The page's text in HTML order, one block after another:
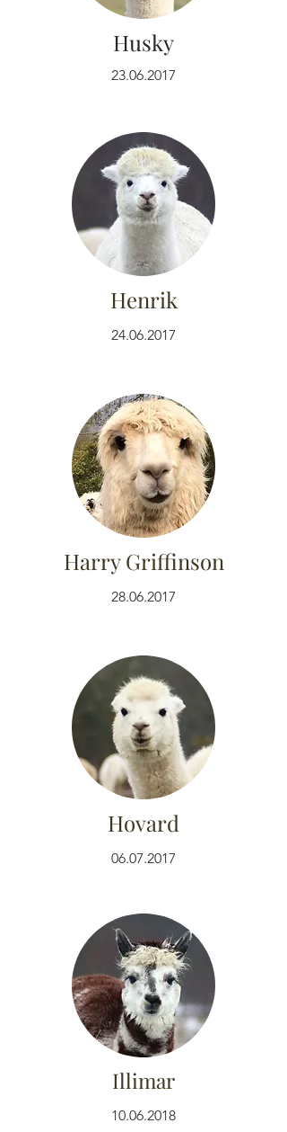
Husky
23.06.2017
Henrik
24.06.2017
Harry Griffinson
28.06.2017
Hovard
06.07.2017
Illimar
10.06.2018